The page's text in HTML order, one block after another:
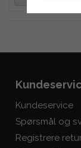
Kundeservice
Spørsmål og
Registrere